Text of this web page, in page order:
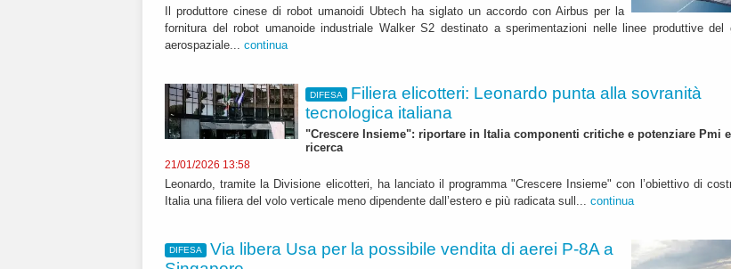
Il produttore cinese di robot umanoidi Ubtech ha siglato un accordo con Airbus per la
fornitura del robot umanoide industriale Walker S2 destinato a sperimentazioni nelle linee produttive del
aerospaziale... continua
DIFESA
Filiera elicotteri: Leonardo punta alla sovranità
tecnologica italiana
"Crescere Insieme": riportare in Italia componenti critiche e potenziare Pmi e
ricerca
21/01/2026 13:58
Leonardo, tramite la Divisione elicotteri, ha lanciato il programma "Crescere Insieme" con l’obiettivo di
Italia una filiera del volo verticale meno dipendente dall’estero e più radicata sull... continua
DIFESA
Via libera Usa per la possibile vendita di aerei P-8A a